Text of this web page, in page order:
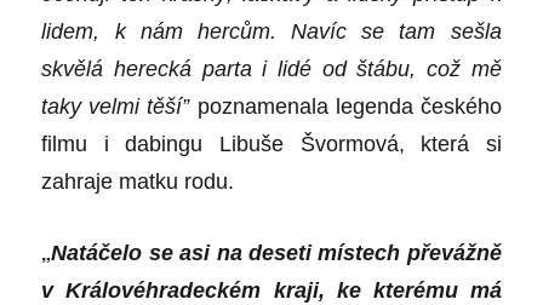
lidem, k nám hercům. Navíc se tam sešla
skvělá herecká parta i lidé od štábu, což mě
taky velmi těší” poznamenala legenda českého
filmu i dabingu Libuše Švormová, která si
zahraje matku rodu.
„Natáčelo se asi na deseti místech převážně
v Královéhradeckém kraji, ke kterému má